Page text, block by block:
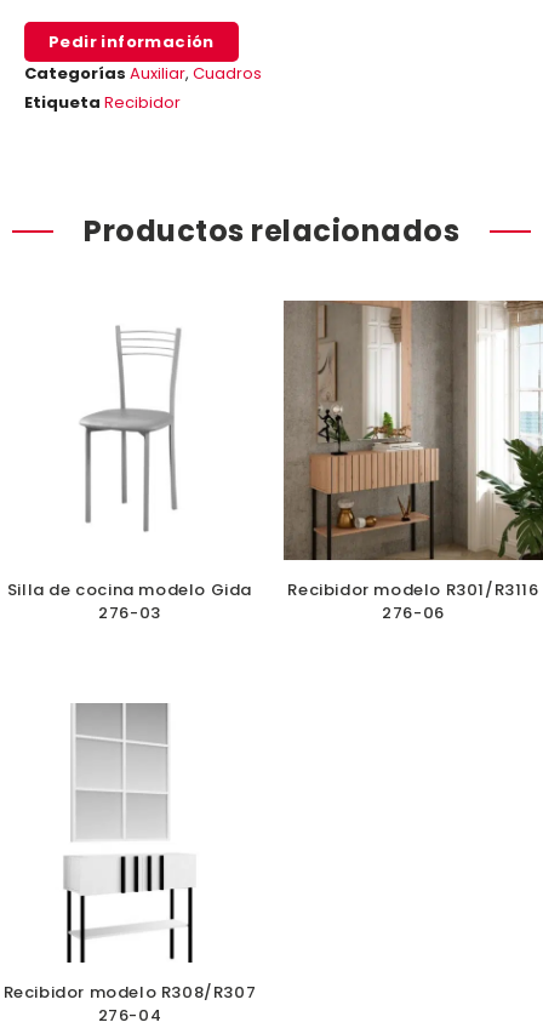
Pedir información
Categorías Auxiliar, Cuadros
Etiqueta Recibidor
Productos relacionados
Silla de cocina modelo Gida
276-03
Recibidor modelo R301/R3116
276-06
Recibidor modelo R308/R307
276-04